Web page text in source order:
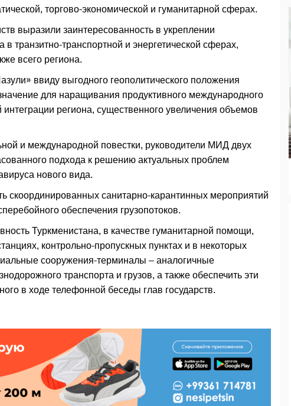
торгово-экономической и гуманитарной сферах.
выразили заинтересованность в укреплении
транзитно-транспортной и энергетической сферах,
всего региона.
ввиду выгодного геополитического положения
для наращивания продуктивного международного
региона, существенного увеличения объемов
и международной повестки, руководители МИД двух
подхода к решению актуальных проблем
нового вида.
скоординированных санитарно-карантинных мероприятий
обеспечения грузопотоков.
Туркменистана, в качестве гуманитарной помощи,
контрольно-пропускных пунктах и в некоторых
сооружения-терминалы – аналогичные
транспорта и грузов, а также обеспечить эти
в ходе телефонной беседы глав государств.